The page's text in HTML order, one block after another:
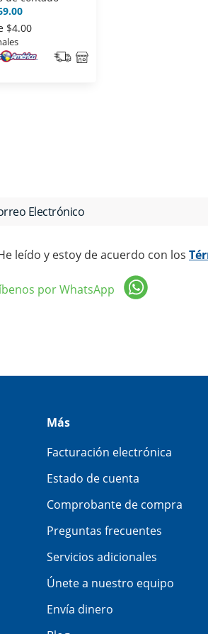
$4.00
leído y estoy de acuerdo con los
por WhatsApp
Más
Facturación electrónica
Estado de cuenta
Comprobante de compra
Preguntas frecuentes
Servicios adicionales
Únete a nuestro equipo
Envía dinero